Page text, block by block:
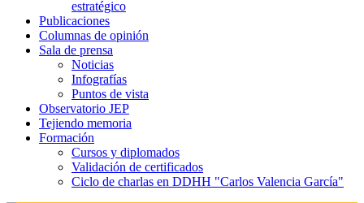
estratégico
Publicaciones
Columnas de opinión
Sala de prensa
Noticias
Infografías
Puntos de vista
Observatorio JEP
Tejiendo memoria
Formación
Cursos y diplomados
Validación de certificados
Ciclo de charlas en DDHH "Carlos Valencia García"